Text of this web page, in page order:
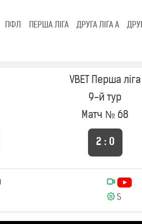
ПФЛ ПЕРША ЛІГА ДРУГА ЛІГА А
VBET Перша ліга
9-й тур
Матч № 68
2 : 0
5